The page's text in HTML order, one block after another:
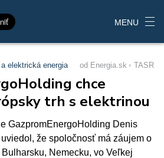
MENU
elektrická energia od Energia.sk TASR
chce
trh s elektrinou
GazpromEnergoHolding Denis
že spoločnosť má záujem o
Nemecku, vo Veľkej